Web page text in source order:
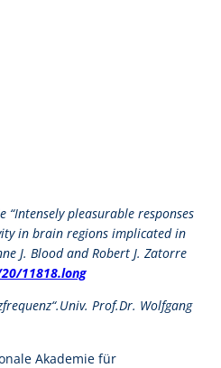
“Intensely pleasurable responses
in brain regions implicated in
J. Blood and Robert J. Zatorre
11818.long
Prof.Dr. Wolfgang
Akademie für